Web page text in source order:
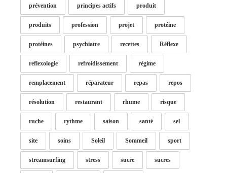
prévention principes actifs produit
produits profession projet protéine
protéines psychiatre recettes Réflexe
reflexologie refroidissement régime
remplacement réparateur repas repos
résolution restaurant rhume risque
ruche rythme saison santé sel
site soins Soleil Sommeil sport
streamsurfing stress sucre sucres